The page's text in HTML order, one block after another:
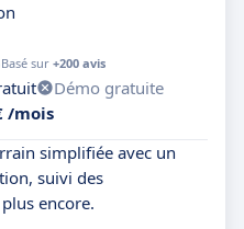
Basé sur +200 avis
Démo gratuite
/mois
simplifiée avec un
suivi des
encore.